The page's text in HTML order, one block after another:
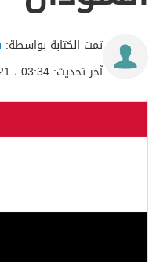
تمت الكتابة بواسطة:
آخر تحديث: 03:34 ، 21 أبريل 2022